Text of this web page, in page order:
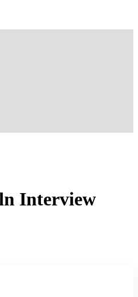
Interview